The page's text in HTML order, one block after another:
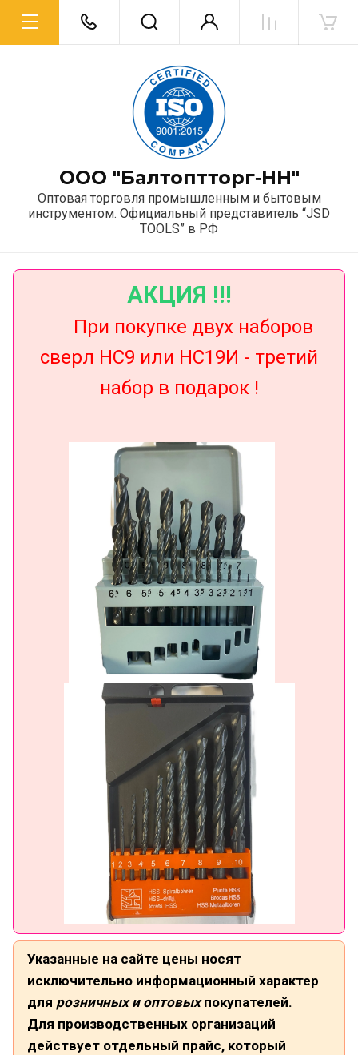
ООО "Балтоптторг‑НН"
Оптовая торговля промышленным и бытовым
инструментом. Официальный представитель “JSD
TOOLS” в РФ
АКЦИЯ !!!
При покупке двух наборов
сверл НС9 или НС19И - третий
набор в подарок !
Указанные на сайте цены носят
исключительно информационный характер
для розничных и оптовыхпокупателей.
Для производственных организаций
действует отдельный прайс, который